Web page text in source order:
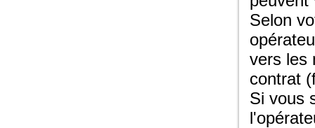
Selon
vers les
contrat
Si vous